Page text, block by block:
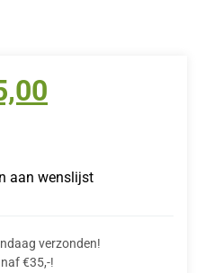
aan wenslijst
verzonden!
€35,-!